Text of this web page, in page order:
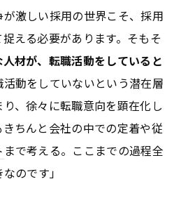
激しい採用の世界こそ、採用
捉える必要があります。そもそ
材が、転職活動をしていると
動をしていないという潜在層
、徐々に転職意向を顕在化し
ちんと会社の中での定着や従
まで考える。ここまでの過程全
のです」